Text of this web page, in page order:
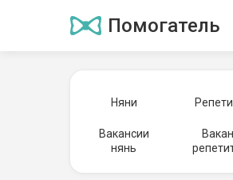
Помогатель
Няни
Вакансии
нянь